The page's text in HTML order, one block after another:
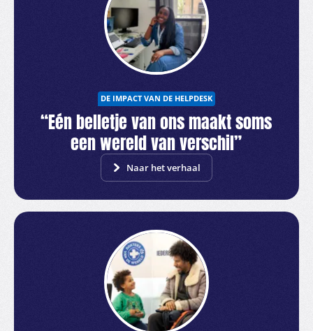
DE IMPACT VAN DE HELPDESK
“Eén belletje van ons maakt soms
een wereld van verschil”
Naar het verhaal